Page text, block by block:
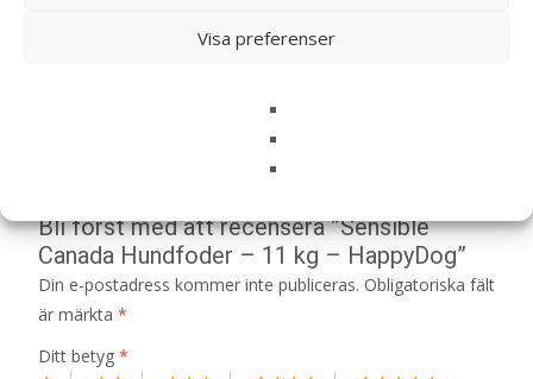
Visa preferenser
Bli först med att recensera ”Sensible
Canada Hundfoder – 11 kg – HappyDog”
Din e-postadress kommer inte publiceras. Obligatoriska fält
är märkta *
Ditt betyg *